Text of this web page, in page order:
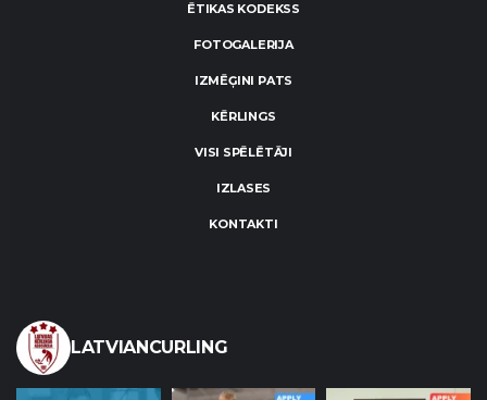
ĒTIKAS KODEKSS
FOTOGALERIJA
IZMĒĢINI PATS
KĒRLINGS
VISI SPĒLĒTĀJI
IZLASES
KONTAKTI
LATVIANCURLING